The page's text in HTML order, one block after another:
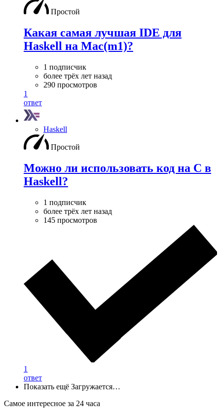
Простой
Какая самая лучшая IDE для
Haskell на Mac(m1)?
1 подписчик
более трёх лет назад
290 просмотров
1
ответ
Haskell
Простой
Можно ли использовать код на C в
Haskell?
1 подписчик
более трёх лет назад
145 просмотров
1
ответ
Показать ещё Загружается…
Самое интересное за 24 часа